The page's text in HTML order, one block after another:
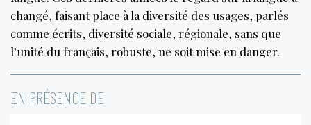
changé, faisant place à la diversité des usages, parlés
comme écrits, diversité sociale, régionale, sans que
l’unité du français, robuste, ne soit mise en danger.
EN PRÉSENCE DE